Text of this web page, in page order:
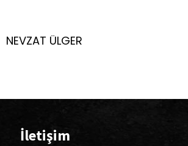
ÜLGER
İletişim